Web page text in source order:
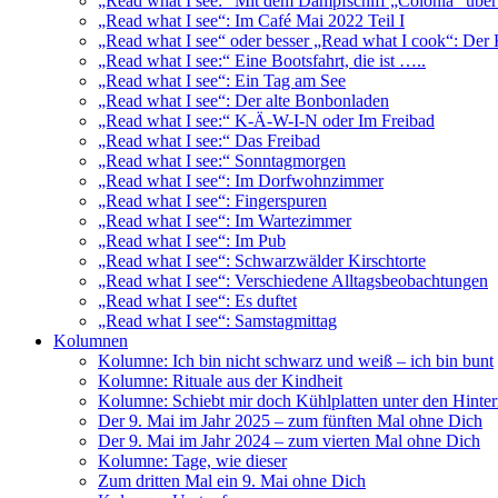
„Read what I see“: Im Café Mai 2022 Teil I
„Read what I see“ oder besser „Read what I cook“: Der
„Read what I see:“ Eine Bootsfahrt, die ist …..
„Read what I see“: Ein Tag am See
„Read what I see“: Der alte Bonbonladen
„Read what I see:“ K-Ä-W-I-N oder Im Freibad
„Read what I see:“ Das Freibad
„Read what I see:“ Sonntagmorgen
„Read what I see“: Im Dorfwohnzimmer
„Read what I see“: Fingerspuren
„Read what I see“: Im Wartezimmer
„Read what I see“: Im Pub
„Read what I see“: Schwarzwälder Kirschtorte
„Read what I see“: Verschiedene Alltagsbeobachtungen
„Read what I see“: Es duftet
„Read what I see“: Samstagmittag
Kolumnen
Kolumne: Ich bin nicht schwarz und weiß – ich bin bunt
Kolumne: Rituale aus der Kindheit
Kolumne: Schiebt mir doch Kühlplatten unter den
Der 9. Mai im Jahr 2025 – zum fünften Mal ohne Dich
Der 9. Mai im Jahr 2024 – zum vierten Mal ohne Dich
Kolumne: Tage, wie dieser
Zum dritten Mal ein 9. Mai ohne Dich